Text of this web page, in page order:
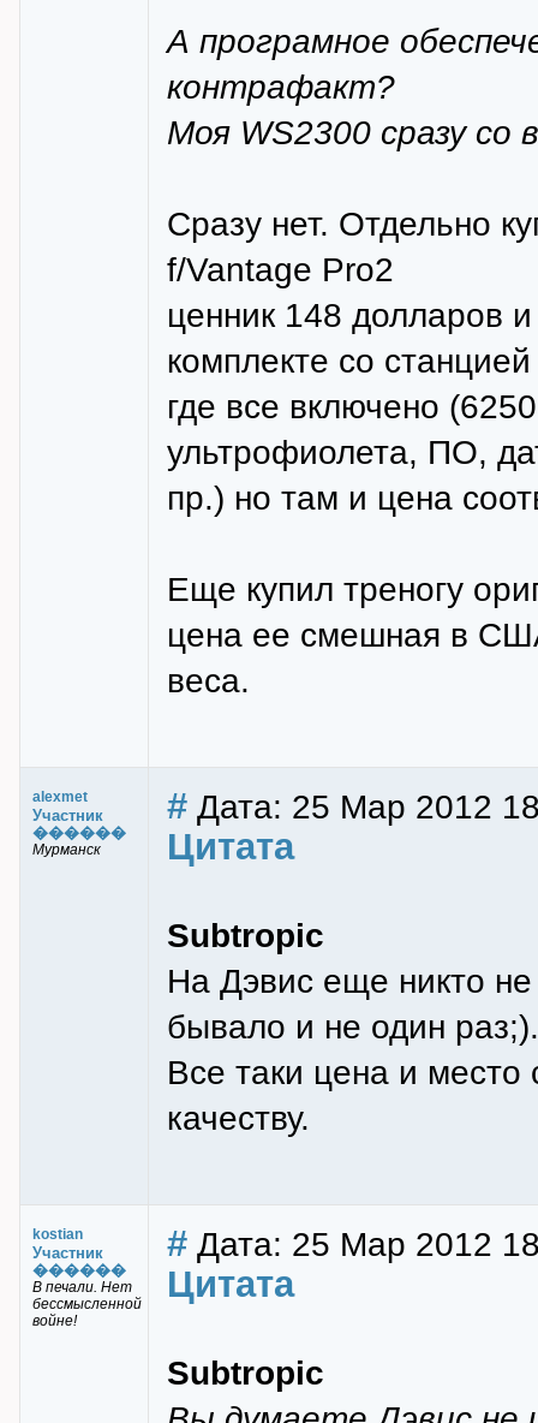
А програмное
контрафакт?
Моя WS2300 сразу со
Сразу нет. Отдельно
f/Vantage Pro2
ценник 148 долларов
комплекте со
где все включено
ультрофиолета, ПО,
пр.) но там и цена
Еще купил треногу
цена ее смешная в
веса.
alexmet
Участник
������
Мурманск
# Дата: 25 Мар 2012
Цитата
Subtropic
На Дэвис еще никто
бывало и не один раз;).
Все таки цена и место
качеству.
kostian
Участник
������
В печали. Нет
бессмысленной
войне!
# Дата: 25 Мар 2012
Цитата
Subtropic